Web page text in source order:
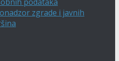
zgrade i javnih